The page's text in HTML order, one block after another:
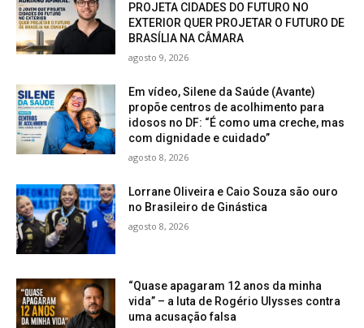
PROJETA CIDADES DO FUTURO NO
EXTERIOR QUER PROJETAR O FUTURO DE
BRASÍLIA NA CÂMARA
agosto 9, 2026
Em vídeo, Silene da Saúde (Avante)
propõe centros de acolhimento para
idosos no DF: “É como uma creche, mas
com dignidade e cuidado”
agosto 8, 2026
Lorrane Oliveira e Caio Souza são ouro
no Brasileiro de Ginástica
agosto 8, 2026
“Quase apagaram 12 anos da minha
vida” – a luta de Rogério Ulysses contra
uma acusação falsa